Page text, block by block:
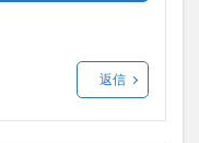
返信